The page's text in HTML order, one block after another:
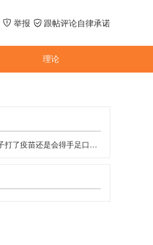
举报 跟帖评论自律承诺
理论
健康内江 | 为什么孩子打了疫苗还是会得手足口病？